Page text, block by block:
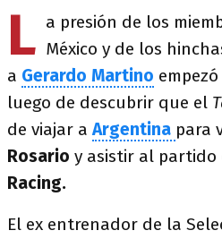
L a presión de los
México y de los
a Gerardo Martino
luego de descubrir que el
de viajar aArgentina para
Rosario y asistir al partido
Racing.
El ex entrenador de la